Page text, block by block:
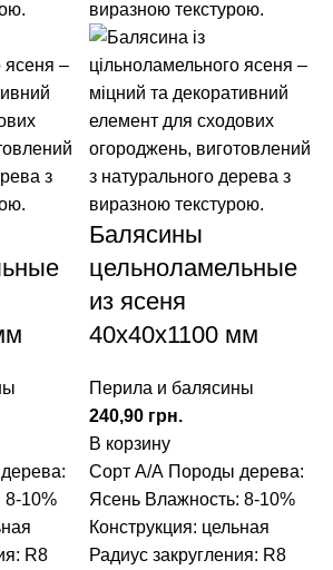
8-10%
R8
Балясины
цельноламельные
из ясеня
40x40x1100 мм
Перила и балясины
грн.
В корзину
Сорт А/А Породы дерева:
Ясень Влажность: 8-10%
Конструкция: цельная
Радиус закругления: R8